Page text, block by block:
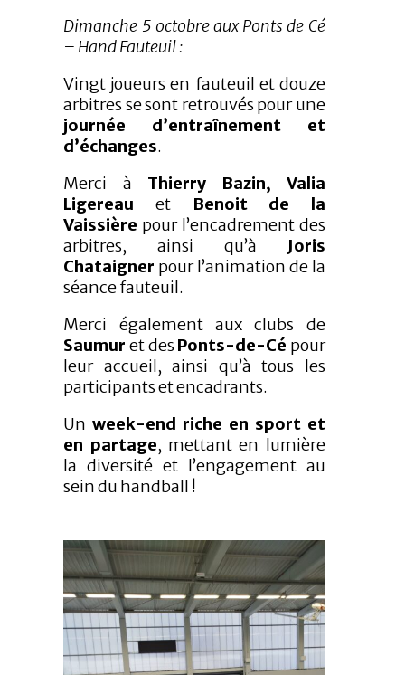
Dimanche 5 octobre aux Ponts de Cé
– Hand Fauteuil :
Vingt joueurs en fauteuil et douze
arbitres se sont retrouvés pour une
journée d’entraînement et
d’échanges.
Merci à Thierry Bazin, Valia
Ligereau et
Benoit de la
Vaissière pour l’encadrement des
arbitres, ainsi qu’à Joris
Chataigner pour l’animation de la
séance fauteuil.
Merci également aux clubs de
Saumur et des Ponts-de-Cé pour
leur accueil, ainsi qu’à tous les
participants et encadrants.
Unweek-end riche en sport et
en partage, mettant en lumière
la diversité et l’engagement au
sein du handball !